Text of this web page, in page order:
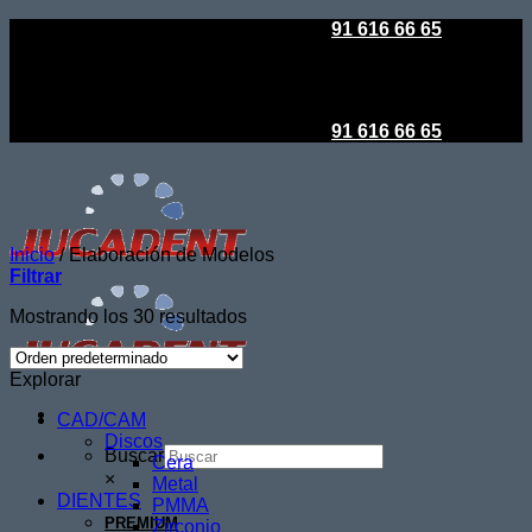
91 616 66 65
91 616 66 65
Buscar
×
DIENTES
PREMIUM
Inicio /Elaboración de Modelos
Filtrar
Mostrando los 30 resultados
Explorar
CAD/CAM
Discos
Cera
Metal
PMMA
Zirconio